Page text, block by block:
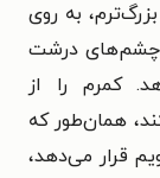
به روی
چشم‌های درشت
کمرم را از
همان‌طور که
قرار می‌دهد،